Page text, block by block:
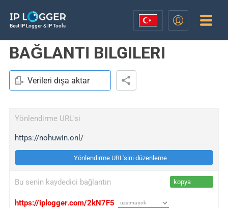
Best IP Logger & IP Tools
BAĞLANTI BILGILERI
Verileri dışa aktar
Yönlendirme URL'si
https://nohuwin.onl/
Yönlendirme URL'sini düzenleme
Bu senin kaydedici bağlantın kopya
https://iplogger.com/2kN7F5